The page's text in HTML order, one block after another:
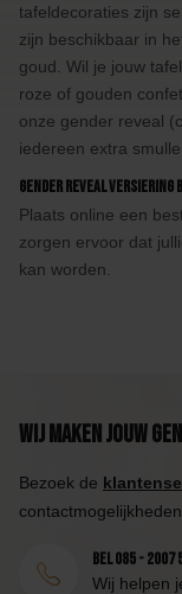
tafeldecoraties zijn
zijn beschikbaar in
goud. Wil je jouw
roze of gouden
onze gender reveal
iedereen extra
Gender reveal
Plaats online een
zorgen ervoor dat
kan worden.
Wij maken jouw
Bezoek de
contactmogelijkheden.
Bel 085 - 2007
Wij helpen